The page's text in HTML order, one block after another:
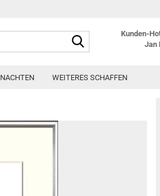
Kunden-
Jan
WEITERES SCHAFFEN